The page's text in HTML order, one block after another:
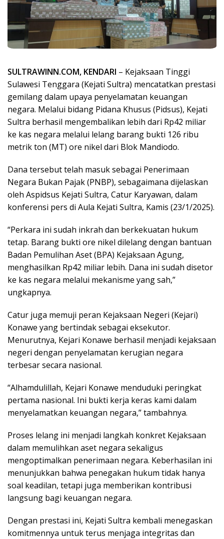
SULTRAWINN.COM, KENDARI – Kejaksaan Tinggi
Sulawesi Tenggara (Kejati Sultra) mencatatkan prestasi
gemilang dalam upaya penyelamatan keuangan
negara. Melalui bidang Pidana Khusus (Pidsus), Kejati
Sultra berhasil mengembalikan lebih dari Rp42 miliar
ke kas negara melalui lelang barang bukti 126 ribu
metrik ton (MT) ore nikel dari Blok Mandiodo.
Dana tersebut telah masuk sebagai Penerimaan
Negara Bukan Pajak (PNBP), sebagaimana dijelaskan
oleh Aspidsus Kejati Sultra, Catur Karyawan, dalam
konferensi pers di Aula Kejati Sultra, Kamis (23/1/2025).
“Perkara ini sudah inkrah dan berkekuatan hukum
tetap. Barang bukti ore nikel dilelang dengan bantuan
Badan Pemulihan Aset (BPA) Kejaksaan Agung,
menghasilkan Rp42 miliar lebih. Dana ini sudah disetor
ke kas negara melalui mekanisme yang sah,”
ungkapnya.
Catur juga memuji peran Kejaksaan Negeri (Kejari)
Konawe yang bertindak sebagai eksekutor.
Menurutnya, Kejari Konawe berhasil menjadi kejaksaan
negeri dengan penyelamatan kerugian negara
terbesar secara nasional.
“Alhamdulillah, Kejari Konawe menduduki peringkat
pertama nasional. Ini bukti kerja keras kami dalam
menyelamatkan keuangan negara,” tambahnya.
Proses lelang ini menjadi langkah konkret Kejaksaan
dalam memulihkan aset negara sekaligus
mengoptimalkan penerimaan negara. Keberhasilan ini
menunjukkan bahwa penegakan hukum tidak hanya
soal keadilan, tetapi juga memberikan kontribusi
langsung bagi keuangan negara.
Dengan prestasi ini, Kejati Sultra kembali menegaskan
komitmennya untuk terus menjaga integritas dan